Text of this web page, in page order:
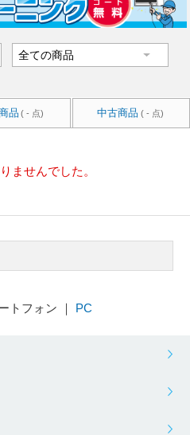
品 ( - 点) 中古商品 ( - 点)
ませんでした。
トフォン ｜ PC